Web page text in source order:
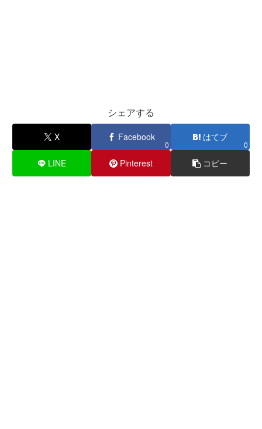
シェアする
X Facebook
0
はてブ
0
LINE Pinterest コピー